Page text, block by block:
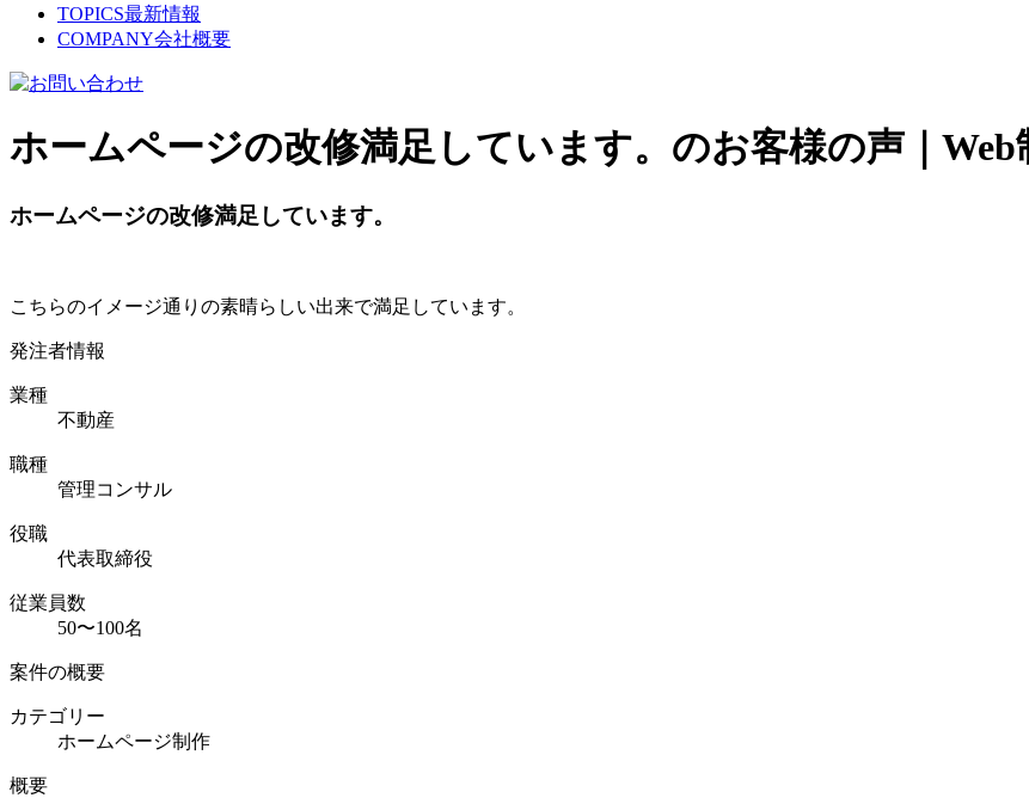
TOPICS最新情報
COMPANY会社概要
ホームページの改修満足しています。のお客様の声｜Web
ホームページの改修満足しています。
こちらのイメージ通りの素晴らしい出来で満足しています。
発注者情報
業種
不動産
職種
管理コンサル
役職
代表取締役
従業員数
50〜100名
案件の概要
カテゴリー
ホームページ制作
概要